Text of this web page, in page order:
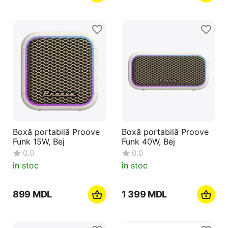
Boxă portabilă Proove
Funk 15W, Bej
0.0
în stoc
‍899‍ MDL
Boxă portabilă Proove
Funk 40W, Bej
0.0
în stoc
1 399 MDL